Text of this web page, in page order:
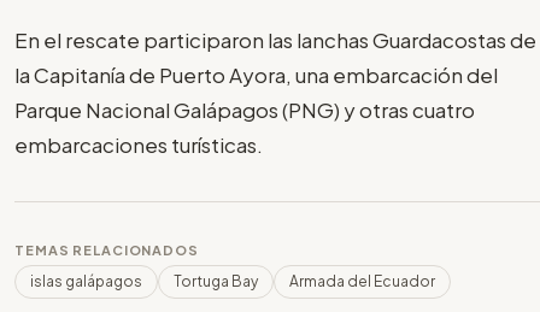
En el rescate participaron las lanchas Guardacostas de
la Capitanía de Puerto Ayora, una embarcación del
Parque Nacional Galápagos (PNG) y otras cuatro
embarcaciones turísticas.
TEMAS RELACIONADOS
islas galápagos Tortuga Bay Armada del Ecuador